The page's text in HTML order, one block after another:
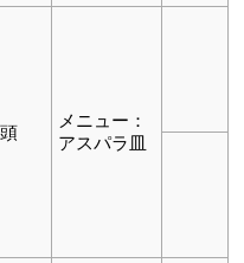
メニュー：
アスパラ皿